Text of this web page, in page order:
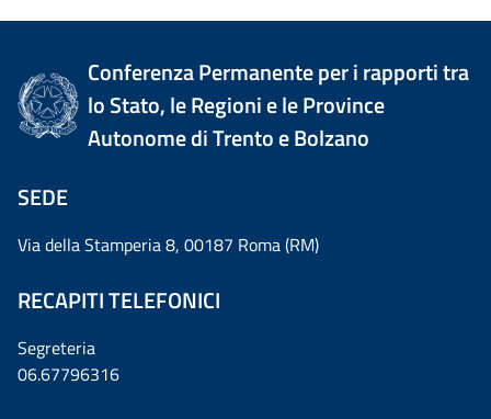
Conferenza Permanente per i rapporti tra
lo Stato, le Regioni e le Province
Autonome di Trento e Bolzano
SEDE
Via della Stamperia 8, 00187 Roma (RM)
RECAPITI TELEFONICI
Segreteria
06.67796316